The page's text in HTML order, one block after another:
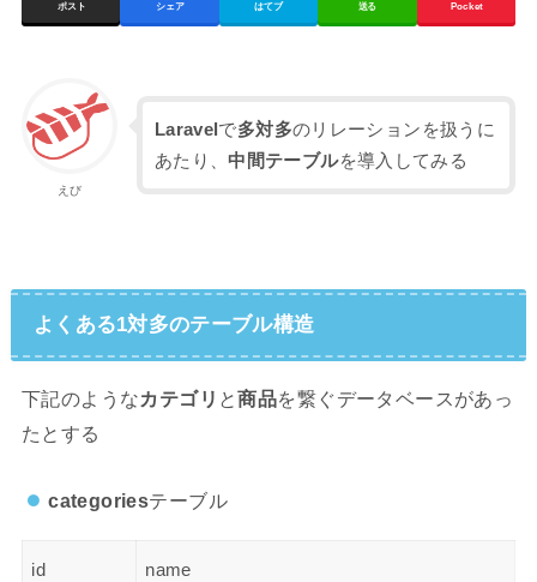
ポスト シェア はてブ 送る Pocket
えび
Laravel で多対多のリレーションを扱うに
あたり、中間テーブルを導入してみる
よくある1対多のテーブル構造
下記のようなカテゴリ と商品を繋ぐデータベースがあっ
たとする
categoriesテーブル
id name